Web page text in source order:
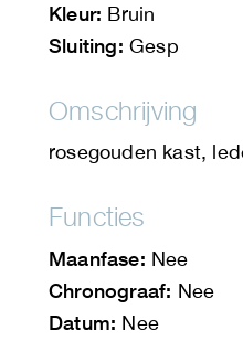
Kleur: Bruin
Sluiting: Gesp
Omschrijving
rosegouden kast,
Functies
Maanfase: Nee
Chronograaf: Nee
Datum: Nee